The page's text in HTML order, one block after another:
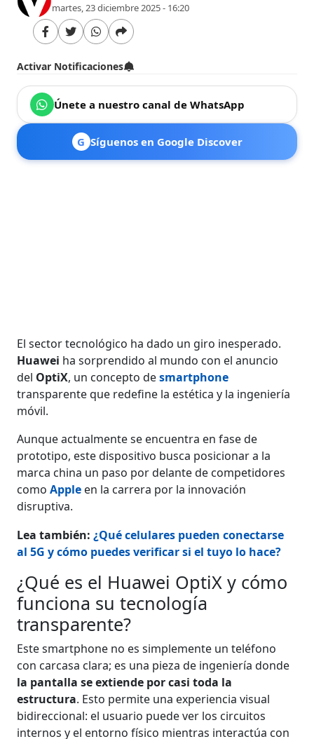
martes, 23 diciembre 2025 - 16:20
Activar Notificaciones
Únete a nuestro canal de WhatsApp
G Síguenos en Google Discover
El sector tecnológico ha dado un giro inesperado.
Huawei ha sorprendido al mundo con el anuncio
del OptiX, un concepto desmartphone
transparente que redefine la estética y la ingeniería
móvil.
Aunque actualmente se encuentra en fase de
prototipo, este dispositivo busca posicionar a la
marca china un paso por delante de competidores
comoApple en la carrera por la innovación
disruptiva.
Lea también: ¿Qué celulares pueden conectarse
al 5G y cómo puedes verificar si el tuyo lo hace?
¿Qué es el Huawei OptiX y cómo
funciona su tecnología
transparente?
Este smartphone no es simplemente un teléfono
con carcasa clara; es una pieza de ingeniería donde
la pantalla se extiende por casi toda la
estructura. Esto permite una experiencia visual
bidireccional: el usuario puede ver los circuitos
internos y el entorno físico mientras interactúa con